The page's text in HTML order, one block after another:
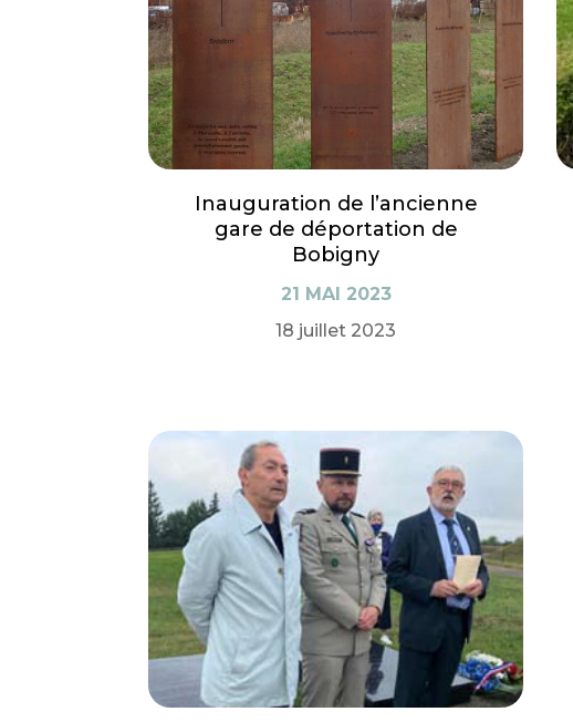
Inauguration de l’ancienne
gare de déportation de
Bobigny
21 MAI 2023
18 juillet 2023